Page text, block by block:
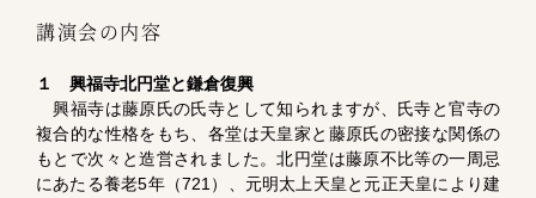
講演会の内容
１ 興福寺北円堂と鎌倉復興
興福寺は藤原氏の氏寺として知られますが、氏寺と官寺の
複合的な性格をもち、各堂は天皇家と藤原氏の密接な関係の
もとで次々と造営されました。北円堂は藤原不比等の一周忌
にあたる養老5年（721）、元明太上天皇と元正天皇により建